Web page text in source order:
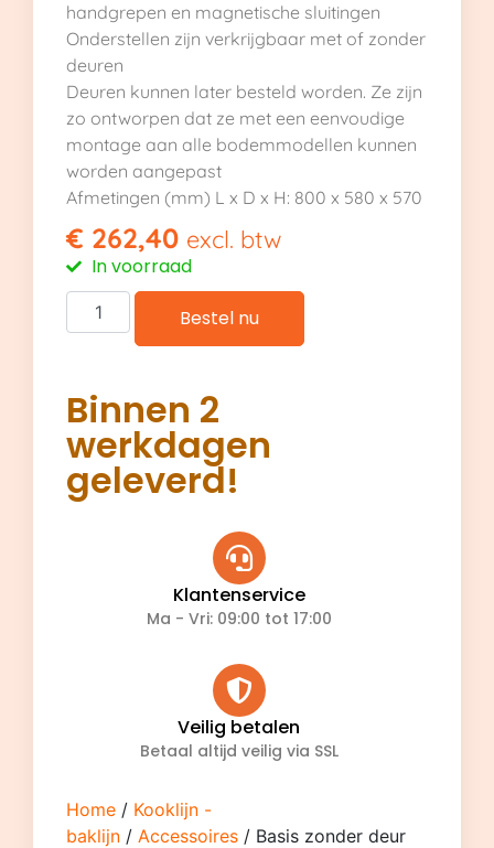
handgrepen en magnetische sluitingen
Onderstellen zijn verkrijgbaar met of zonder
deuren
Deuren kunnen later besteld worden. Ze zijn
zo ontworpen dat ze met een eenvoudige
montage aan alle bodemmodellen kunnen
worden aangepast
Afmetingen (mm) L x D x H: 800 x 580 x 570
€ 262,40 excl. btw
In voorraad
Bestel nu
Binnen 2
werkdagen
geleverd!
Klantenservice
Ma - Vri: 09:00 tot 17:00
Veilig betalen
Betaal altijd veilig via SSL
Home / Kooklijn -
baklijn / Accessoires / Basis zonder deur